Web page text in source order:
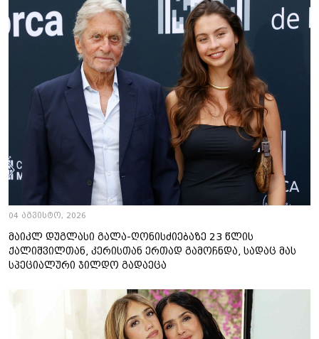
04 აგვისტო, 2026
მაიკლ დუგლასი გალა-ღონისძიებაზე 23 წლის
ქალიშვილთან, კერისთან ერთად გამოჩნდა, სადაც მას
სპეციალური ჯილდო გადაეცა